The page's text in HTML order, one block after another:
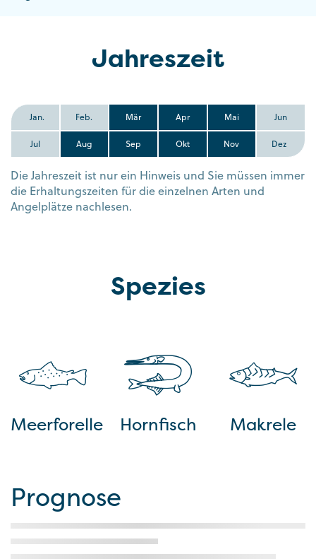
Jahreszeit
Jan. Feb. Mär Apr Mai Jun
Jul Aug Sep Okt Nov Dez
Die Jahreszeit ist nur ein Hinweis und Sie müssen immer
die Erhaltungszeiten für die einzelnen Arten und
Angelplätze nachlesen.
Spezies
Meerforelle Hornfisch Makrele
Prognose